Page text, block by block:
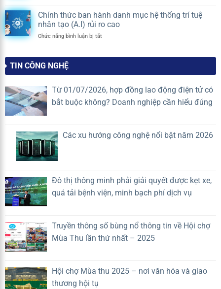
tư?
mới
THÀNH
CÔNG
LỊCH
HÈ
2026
số
có
đang
vận
mất
tranh?
Chính thức ban hành danh mục hệ thống trí tuệ
nhân tạo (A.I) rủi ro cao
Chức năng bình luận bị tắtở
mục
hệ
thống
tạo
TIN CÔNG NGHỆ
Từ 01/07/2026, hợp đồng lao động điện tử có
bắt buộc không? Doanh nghiệp cần hiểu đúng
Các xu hướng công nghệ nổi bật năm 2026
Đô thị thông minh phải giải quyết được kẹt xe,
quá tải bệnh viện, minh bạch phí dịch vụ
Truyền thông số bùng nổ thông tin về Hội chợ
Mùa Thu lần thứ nhất – 2025
Hội chợ Mùa thu 2025 – nơi văn hóa và giao
thương hội tụ